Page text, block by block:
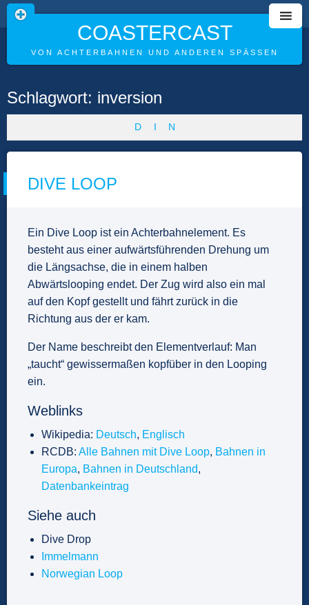
COASTERCAST
VON ACHTERBAHNEN UND ANDEREN SPÄSSEN
Skip
Schlagwort: inversion
D I N
DIVE LOOP
Ein Dive Loop ist ein Achterbahnelement. Es
besteht aus einer aufwärtsführenden Drehung um
die Längsachse, die in einem halben
Abwärtslooping endet. Der Zug wird also ein mal
auf den Kopf gestellt und fährt zurück in die
Richtung aus der er kam.
Der Name beschreibt den Elementverlauf: Man
„taucht“ gewissermaßen kopfüber in den Looping
ein.
Weblinks
Wikipedia: Deutsch, Englisch
RCDB: Alle Bahnen mit Dive Loop, Bahnen in
Europa, Bahnen in Deutschland,
Datenbankeintrag
Siehe auch
Dive Drop
Immelmann
Norwegian Loop